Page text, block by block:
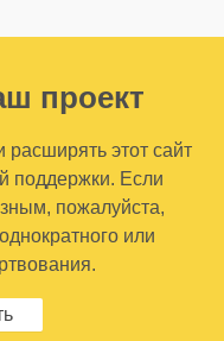
проект
этот сайт
поддержки. Если
пожалуйста,
или